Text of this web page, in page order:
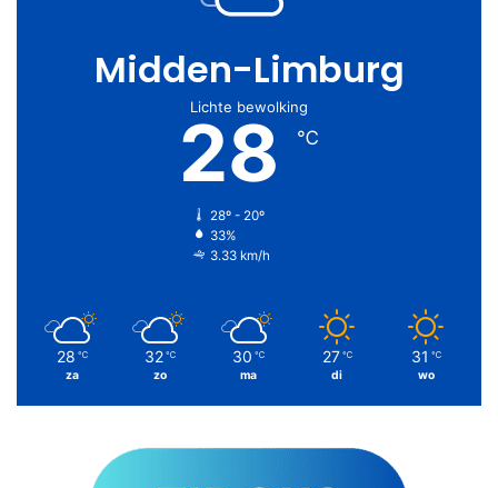
Midden-Limburg
Lichte bewolking
28 ℃
28º - 20º
33%
3.33 km/h
28 ℃
za
32 ℃
zo
30 ℃
ma
27 ℃
di
31 ℃
wo